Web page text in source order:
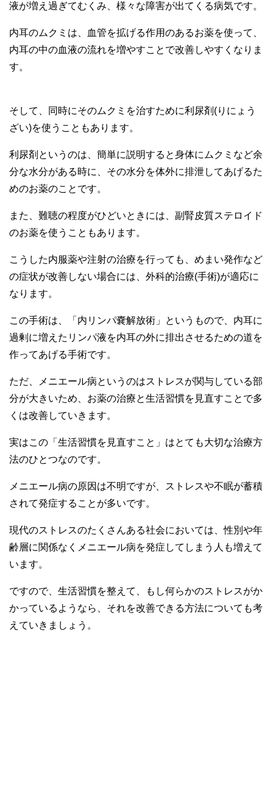
液が増え過ぎてむくみ、様々な障害が出てくる病気です。
内耳のムクミは、血管を拡げる作用のあるお薬を使って、
内耳の中の血液の流れを増やすことで改善しやすくなりま
す。
そして、同時にそのムクミを治すために利尿剤(りにょう
ざい)を使うこともあります。
利尿剤というのは、簡単に説明すると身体にムクミなど余
分な水分がある時に、その水分を体外に排泄してあげるた
めのお薬のことです。
また、難聴の程度がひどいときには、副腎皮質ステロイド
のお薬を使うこともあります。
こうした内服薬や注射の治療を行っても、めまい発作など
の症状が改善しない場合には、外科的治療(手術)が適応に
なります。
この手術は、「内リンパ嚢解放術」というもので、内耳に
過剰に増えたリンパ液を内耳の外に排出させるための道を
作ってあげる手術です。
ただ、メニエール病というのはストレスが関与している部
分が大きいため、お薬の治療と生活習慣を見直すことで多
くは改善していきます。
実はこの「生活習慣を見直すこと」はとても大切な治療方
法のひとつなのです。
メニエール病の原因は不明ですが、ストレスや不眠が蓄積
されて発症することが多いです。
現代のストレスのたくさんある社会においては、性別や年
齢層に関係なくメニエール病を発症してしまう人も増えて
います。
ですので、生活習慣を整えて、もし何らかのストレスがか
かっているようなら、それを改善できる方法についても考
えていきましょう。